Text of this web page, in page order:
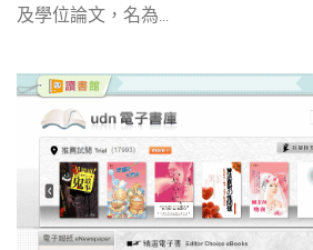
及學位論文，名為...